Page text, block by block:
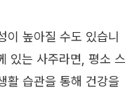
이 높아질 수도 있습니
있는 사주라면, 평소 스
활 습관을 통해 건강을